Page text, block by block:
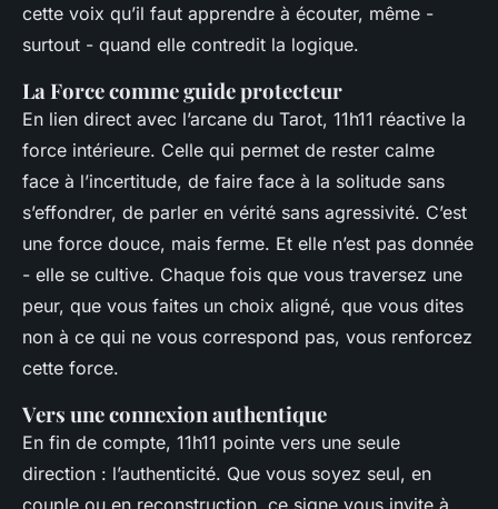
cette voix qu’il faut apprendre à écouter, même -
surtout - quand elle contredit la logique.
La Force comme guide protecteur
En lien direct avec l’arcane du Tarot, 11h11 réactive la
force intérieure. Celle qui permet de rester calme
face à l’incertitude, de faire face à la solitude sans
s’effondrer, de parler en vérité sans agressivité. C’est
une force douce, mais ferme. Et elle n’est pas donnée
- elle se cultive. Chaque fois que vous traversez une
peur, que vous faites un choix aligné, que vous dites
non à ce qui ne vous correspond pas, vous renforcez
cette force.
Vers une connexion authentique
En fin de compte, 11h11 pointe vers une seule
direction : l’authenticité. Que vous soyez seul, en
couple ou en reconstruction, ce signe vous invite à